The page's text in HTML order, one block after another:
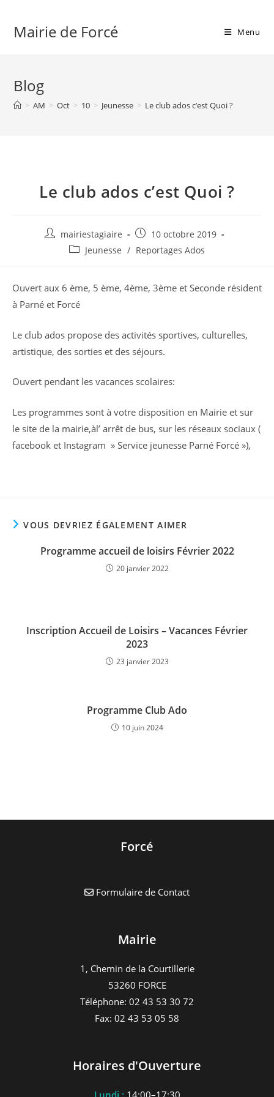
contentMairie de Forcé Menu
Blog
> AM > Oct > 10 > Jeunesse > Le club ados c’est Quoi ?
Le club ados c’est Quoi ?
Auteur/autrice
mairiestagiaire
Publication
publiée :
10 octobre 2019
Post Jeunesse / Reportages Ados
Ouvert aux 6 ème, 5 ème, 4ème, 3ème et Seconde résident
à Parné et Forcé
Le club ados propose des activités sportives, culturelles,
artistique, des sorties et des séjours.
Ouvert pendant les vacances scolaires:
Les programmes sont à votre disposition en Mairie et sur
le site de la mairie,àl’ arrêt de bus, sur les réseaux sociaux (
facebook et Instagram » Service jeunesse Parné Forcé »),
VOUS DEVRIEZ ÉGALEMENT AIMER
Programme accueil de loisirs Février 2022
20 janvier 2022
Inscription Accueil de Loisirs – Vacances Février
2023
23 janvier 2023
Programme Club Ado
10 juin 2024
Forcé
Formulaire de Contact
Mairie
1, Chemin de la Courtillerie
53260 FORCE
Téléphone: 02 43 53 30 72
Fax: 02 43 53 05 58
Horaires d'Ouverture
Lundi : 14:00–17:30